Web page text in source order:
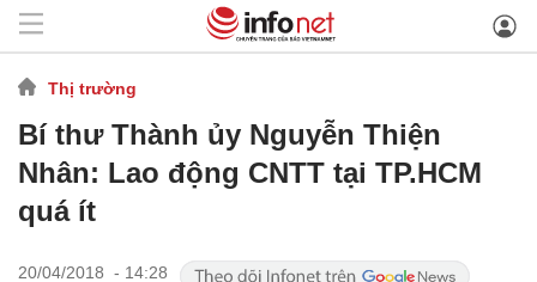
Thị trường
Bí thư Thành ủy Nguyễn Thiện
Nhân: Lao động CNTT tại TP.HCM
quá ít
20/04/2018 - 14:28